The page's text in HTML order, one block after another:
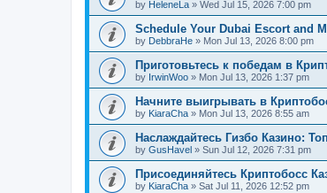
by HeleneLa » Wed Jul 15, 2026 7:00 pm
Schedule Your Dubai Escort and
by DebbraHe » Mon Jul 13, 2026 8:00 pm
Приготовьтесь к победам в
by IrwinWoo » Mon Jul 13, 2026 1:37 pm
Начните выигрывать в
by KiaraCha » Mon Jul 13, 2026 8:55 am
Наслаждайтесь Гизбо Казино:
by GusHavel » Sun Jul 12, 2026 7:31 pm
Присоединяйтесь Криптобосс
by KiaraCha » Sat Jul 11, 2026 12:52 pm